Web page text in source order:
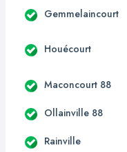
Gemmelaincourt
Houécourt
Maconcourt 88
Ollainville 88
Rainville